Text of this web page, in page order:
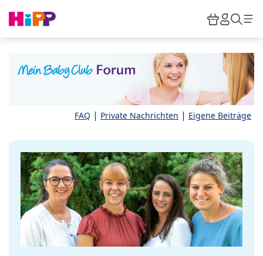
HiPP
FAQ | Private Nachrichten | Eigene Beiträge